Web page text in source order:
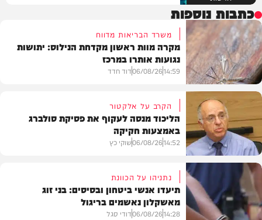
כתבות נוספות
בריאות
משרד הבריאות מדווח
מקרה מוות ראשון מקדחת הנילוס: יתושות
נגועות אותרו במרכז
14:59
06/08/26דוד חדד
פוליטי
הקרב על אלקטור
הליכוד מנסה לעקוף את פסיקת סולברג
באמצעות חקיקה
14:52
06/08/26שוקי כץ
נתניהו על הכוונת
תיעדו אנשי ביטחון ובסיסים: בני זוג
מאשקלון נאשמים בריגול
14:28
06/08/26דודי סגל